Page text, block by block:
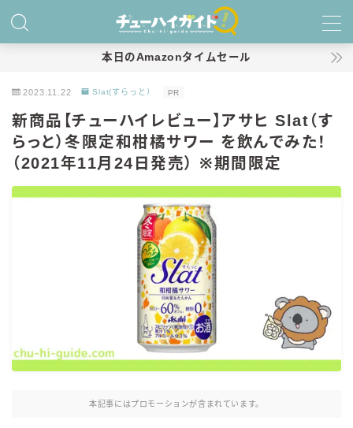
特集！
氷結 ストロング
麒麟特製サワー
麒麟 発酵サワー
本日のAmazonタイムセール
2023.11.22 Slat(すらっと） PR
新商品【チューハイレビュー】アサヒ Slat（す
らっと）冬限定和柑橘サワー を飲んでみた！
（2021年11月24日発売） ※期間限定
本記事にはプロモーションが含まれています。